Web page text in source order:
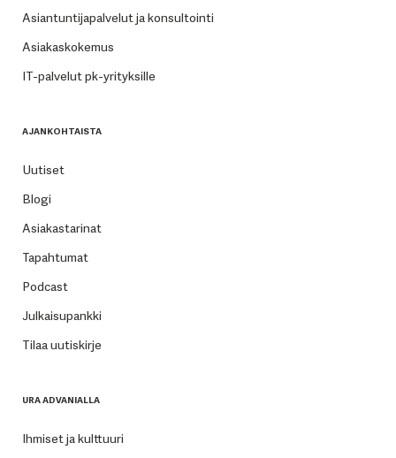
Asiantuntijapalvelut ja konsultointi
Asiakaskokemus
IT-palvelut pk-yrityksille
AJANKOHTAISTA
Uutiset
Blogi
Asiakastarinat
Tapahtumat
Podcast
Julkaisupankki
Tilaa uutiskirje
URA ADVANIALLA
Ihmiset ja kulttuuri